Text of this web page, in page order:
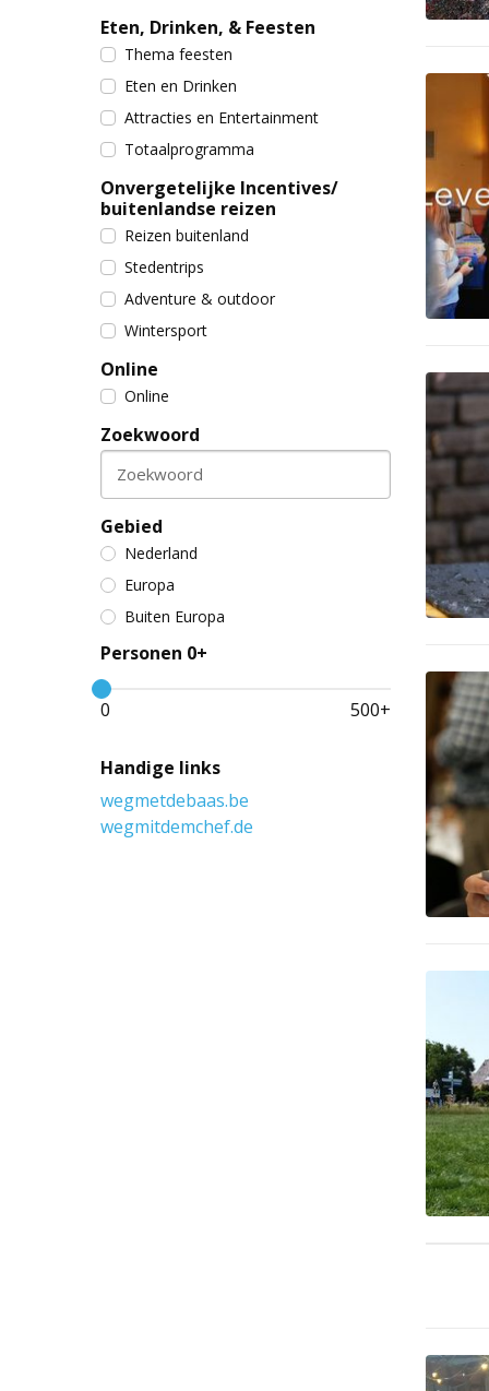
Eten, Drinken, & Feesten
Thema feesten
Eten en Drinken
Attracties en Entertainment
Totaalprogramma
Onvergetelijke Incentives/
buitenlandse reizen
Reizen buitenland
Stedentrips
Adventure & outdoor
Wintersport
Online
Online
Zoekwoord
Zoekwoord
Gebied
Nederland
Europa
Buiten Europa
Personen 0+
0 500+
Handige links
wegmetdebaas.be
wegmitdemchef.de